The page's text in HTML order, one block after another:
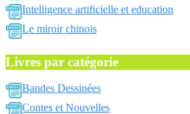
Intelligence artificielle et education
Le miroir chinois
Livres par catégorie
Bandes Dessinées
Contes et Nouvelles